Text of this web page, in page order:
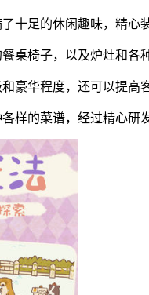
十足的休闲趣味，精心
桌椅子，以及炉灶和各
豪华程度，还可以提高
样的菜谱，经过精心研